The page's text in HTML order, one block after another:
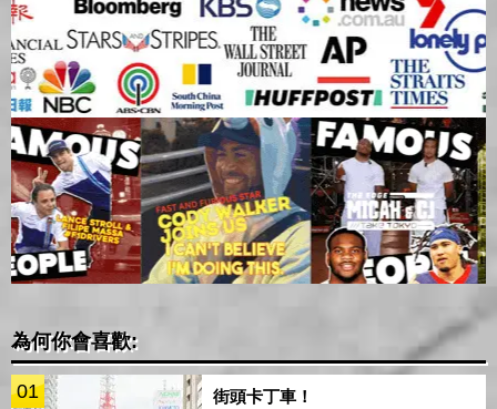
為何你會喜歡:
01 街頭卡丁車！